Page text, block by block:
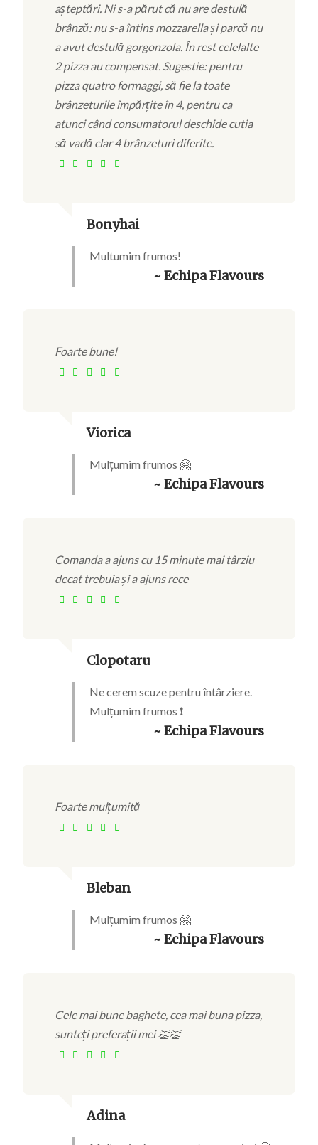
așteptări. Ni s-a părut că nu are destulă
brânză: nu s-a întins mozzarella și parcă nu
a avut destulă gorgonzola. În rest celelalte
2 pizza au compensat. Sugestie: pentru
pizza quatro formaggi, să fie la toate
brânzeturile împărțite în 4, pentru ca
atunci când consumatorul deschide cutia
să vadă clar 4 brânzeturi diferite.
Bonyhai
Multumim frumos!
~ Echipa Flavours
Foarte bune!
Viorica
Mulțumim frumos 🤗
~ Echipa Flavours
Comanda a ajuns cu 15 minute mai târziu
decat trebuia și a ajuns rece
Clopotaru
Ne cerem scuze pentru întârziere.
Mulțumim frumos ❗
~ Echipa Flavours
Foarte mulțumită
Bleban
Mulțumim frumos 🤗
~ Echipa Flavours
Cele mai bune baghete, cea mai buna pizza,
sunteți preferații mei 👏👏
Adina